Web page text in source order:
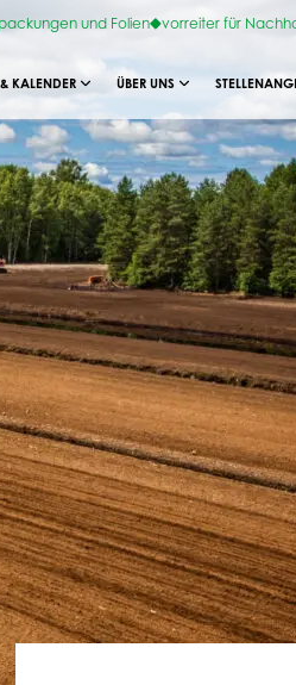
und Folien vorreiter für
KALENDER ÜBER UNS